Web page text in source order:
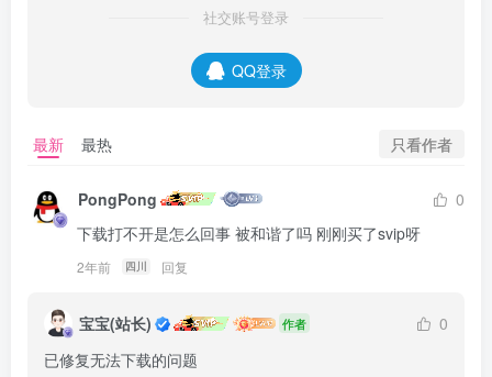
社交账号登录
QQ登录
最新 最热 只看作者
PongPong
0
下载打不开是怎么回事 被和谐了吗 刚刚买了svip呀
2年前 四川 回复
宝宝(站长) 作者
0
已修复无法下载的问题